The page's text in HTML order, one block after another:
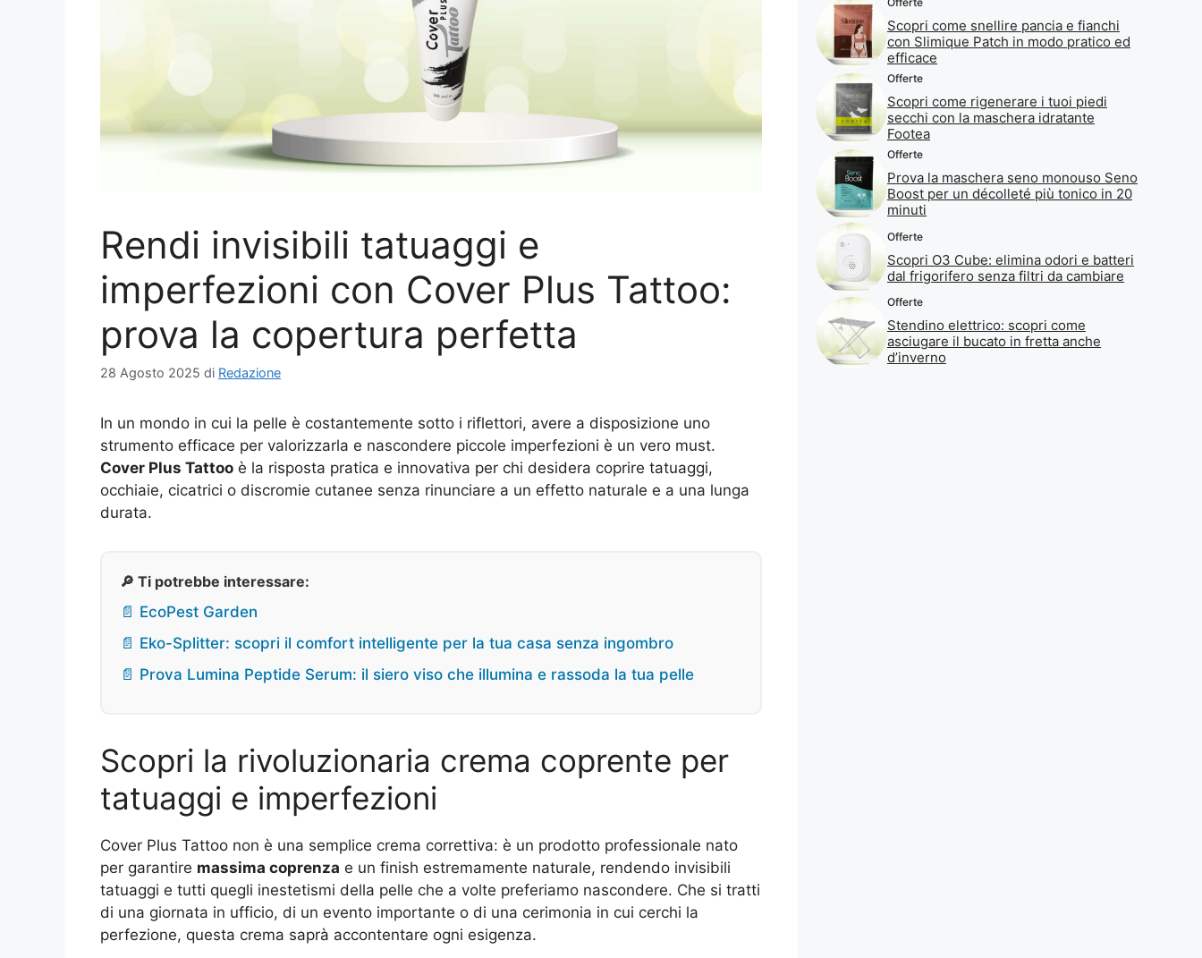
Rendi invisibili tatuaggi e
imperfezioni con Cover Plus Tattoo:
prova la copertura perfetta
28 Agosto 2025 di Redazione
In un mondo in cui la pelle è costantemente sotto i riflettori, avere a disposizione uno
strumento efficace per valorizzarla e nascondere piccole imperfezioni è un vero must.
Cover Plus Tattoo è la risposta pratica e innovativa per chi desidera coprire tatuaggi,
occhiaie, cicatrici o discromie cutanee senza rinunciare a un effetto naturale e a una lunga
durata.
🔎 Ti potrebbe interessare:
📄 EcoPest Garden
📄 Eko-Splitter: scopri il comfort intelligente per la tua casa senza ingombro
📄 Prova Lumina Peptide Serum: il siero viso che illumina e rassoda la tua pelle
Scopri la rivoluzionaria crema coprente per
tatuaggi e imperfezioni
Cover Plus Tattoo non è una semplice crema correttiva: è un prodotto professionale nato
per garantire massima coprenza e un finish estremamente naturale, rendendo invisibili
tatuaggi e tutti quegli inestetismi della pelle che a volte preferiamo nascondere. Che si tratti
di una giornata in ufficio, di un evento importante o di una cerimonia in cui cerchi la
perfezione, questa crema saprà accontentare ogni esigenza.
Scopri come snellire pancia e fianchi
con Slimique Patch in modo pratico ed
efficace
Offerte
Scopri come rigenerare i tuoi piedi
secchi con la maschera idratante
Footea
Offerte
Prova la maschera seno monouso Seno
Boost per un décolleté più tonico in 20
minuti
Offerte
Scopri O3 Cube: elimina odori e batteri
dal frigorifero senza filtri da cambiare
Offerte
Stendino elettrico: scopri come
asciugare il bucato in fretta anche
d’inverno